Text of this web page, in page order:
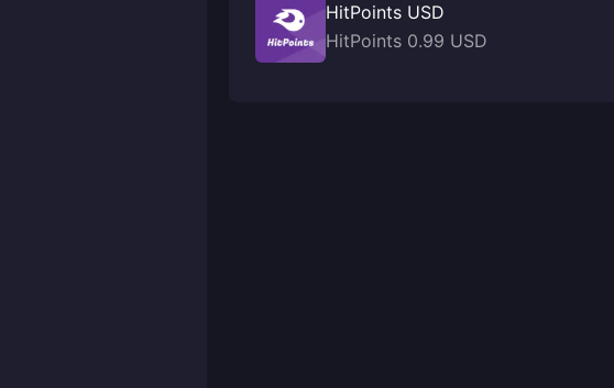
HitPoints USD
HitPoints 0.99 USD